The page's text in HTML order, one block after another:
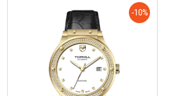
-10%